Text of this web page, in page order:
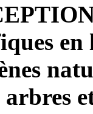
arbres